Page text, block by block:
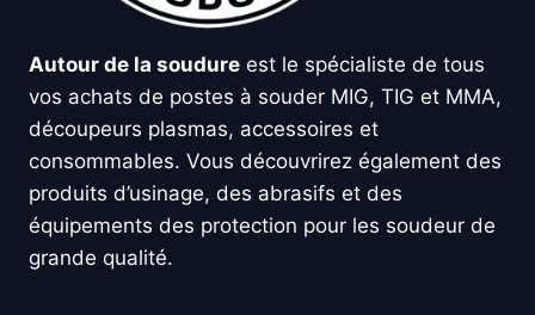
Autour de la soudure est le spécialiste de tous
vos achats de postes à souder MIG, TIG et MMA,
découpeurs plasmas, accessoires et
consommables. Vous découvrirez également des
produits d’usinage, des abrasifs et des
équipements des protection pour les soudeur de
grande qualité.